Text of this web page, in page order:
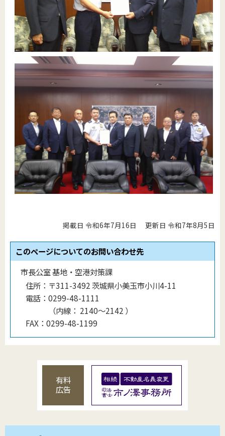
掲載日 令和6年7月16日 更新日 令和7年8月5日
このページについてのお問い合わせ先
市長公室 基地・空港対策課
住所： 〒311-3492 茨城県小美玉市小川4-11
電話： 0299-48-1111
（内線 ： 2140〜2142 ）
FAX： 0299-48-1199
有料
広告